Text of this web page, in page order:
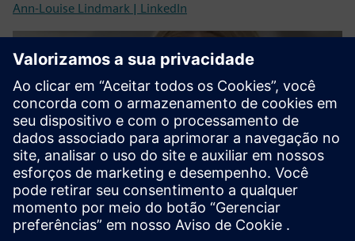
Ann-Louise Lindmark | LinkedIn